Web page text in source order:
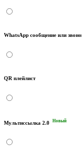
WhatsApp сообщение или
QR плейлист
Мультиссылка 2.0 Новый